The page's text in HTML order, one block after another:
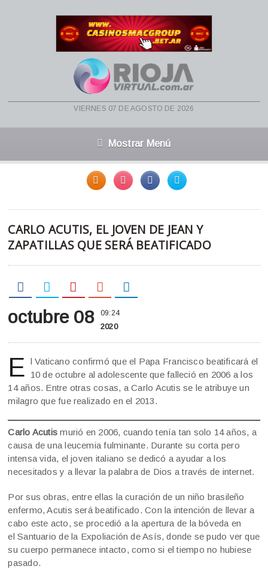
viernes 07 de agosto de 2026
Mostrar Menú
CARLO ACUTIS, EL JOVEN DE JEAN Y
ZAPATILLAS QUE SERÁ BEATIFICADO
octubre 08 09:24
2020
E l Vaticano confirmó que el Papa Francisco beatificará el
10 de octubre al adolescente que falleció en 2006 a los
14 años. Entre otras cosas, a Carlo Acutis se le atribuye un
milagro que fue realizado en el 2013.
Carlo Acutismurió en 2006, cuando tenía tan solo 14 años, a
causa de una leucemia fulminante. Durante su corta pero
intensa vida, el joven italiano se dedicó a ayudar a los
necesitados y a llevar la palabra de Dios a través de internet.
Por sus obras, entre ellas la curación de un niño brasileño
enfermo, Acutis será beatificado. Con la intención de llevar a
cabo este acto, se procedió a la apertura de la bóveda en
el Santuario de la Expoliación de Asís, donde se pudo ver que
su cuerpo permanece intacto, como si el tiempo no hubiese
pasado.